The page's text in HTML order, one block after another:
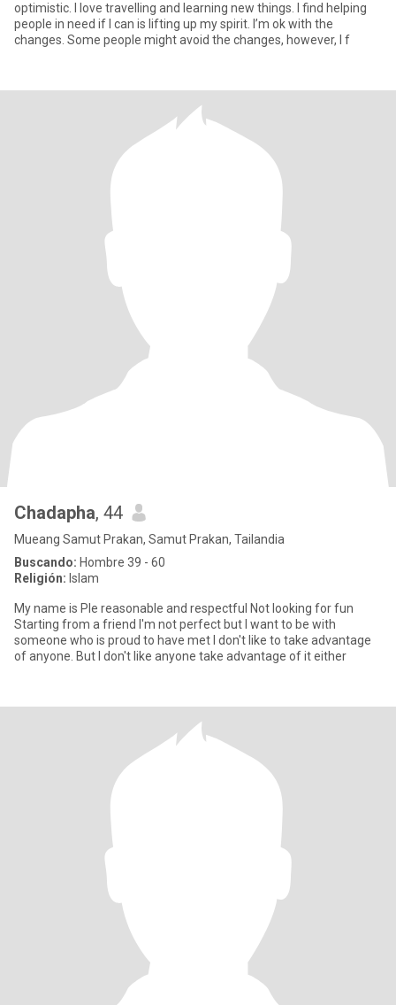
optimistic. I love travelling and learning new things. I find helping
people in need if I can is lifting up my spirit. I’m ok with the
changes. Some people might avoid the changes, however, I f
Chadapha, 44
Mueang Samut Prakan, Samut Prakan, Tailandia
Buscando: Hombre 39 - 60
Religión: Islam
My name is Ple reasonable and respectful Not looking for fun
Starting from a friend I'm not perfect but I want to be with
someone who is proud to have met I don't like to take advantage
of anyone. But I don't like anyone take advantage of it either